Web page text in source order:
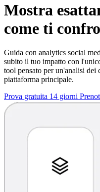
Mostra
come ti
Guida con analytics social
subito il tuo impatto con
tool pensato per un'analisi
piattaforma principale.
Prova gratuita 14 giorni